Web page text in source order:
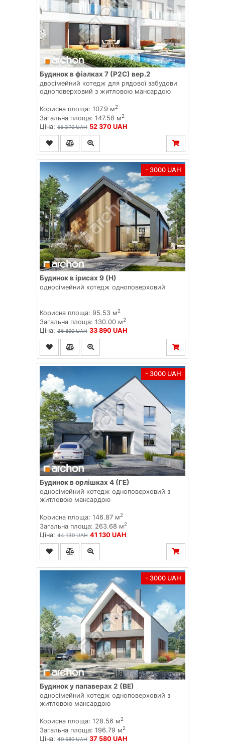
Будинок в фіалках 7 (Р2С) вер.2
двосімейний котедж для рядової забудови
одноповерховий з житловою мансардою
Корисна площа: 107.9 м2
Загальна площа: 147.58 м2
Ціна: 55 370 UAH 52 370 UAH
- 3000 UAH
Будинок в ірисах 9 (Н)
односімейний котедж одноповерховий
Корисна площа: 95.53 м2
Загальна площа: 130.00 м2
Ціна: 36 890 UAH 33 890 UAH
- 3000 UAH
Будинок в орлішках 4 (ГЕ)
односімейний котедж одноповерховий з
житловою мансардою
Корисна площа: 146.87 м2
Загальна площа: 263.68 м2
Ціна: 44 130 UAH 41 130 UAH
- 3000 UAH
Будинок у папаверах 2 (ВЕ)
односімейний котедж одноповерховий з
житловою мансардою
Корисна площа: 128.56 м2
Загальна площа: 196.79 м2
Ціна: 40 580 UAH 37 580 UAH